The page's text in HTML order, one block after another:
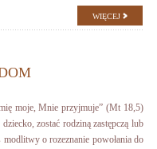
WIĘCEJ
moje, Mnie przyjmuje” (Mt 18,5)
zostać rodziną zastępczą lub
o rozeznanie powołania do